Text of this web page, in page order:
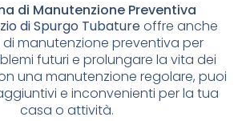
di Manutenzione Preventiva
di Spurgo Tubatureoffre anche
manutenzione preventiva per
futuri e prolungare la vita dei
una manutenzione regolare, puoi
e inconvenienti per la tua
casa o attività.